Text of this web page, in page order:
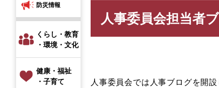
防災情報
くらし・教育
・環境・文化
健康・福祉
・子育て
人事委員会担当者
人事委員会では人事ブログを開設